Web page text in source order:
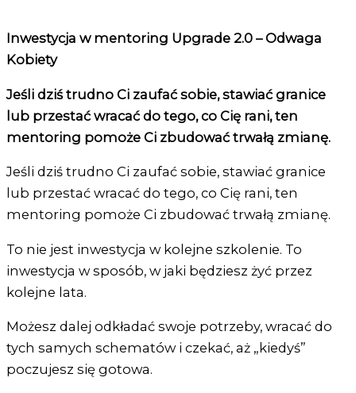
Inwestycja w mentoring Upgrade 2.0 – Odwaga
Kobiety
Jeśli dziś trudno Ci zaufać sobie, stawiać granice
lub przestać wracać do tego, co Cię rani, ten
mentoring pomoże Ci zbudować trwałą zmianę.
Jeśli dziś trudno Ci zaufać sobie, stawiać granice
lub przestać wracać do tego, co Cię rani, ten
mentoring pomoże Ci zbudować trwałą zmianę.
To nie jest inwestycja w kolejne szkolenie. To
inwestycja w sposób, w jaki będziesz żyć przez
kolejne lata.
Możesz dalej odkładać swoje potrzeby, wracać do
tych samych schematów i czekać, aż „kiedyś”
poczujesz się gotowa.